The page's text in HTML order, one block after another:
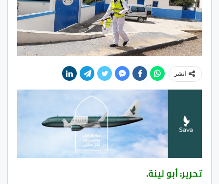
انشر
تحرير: أبو لينة.